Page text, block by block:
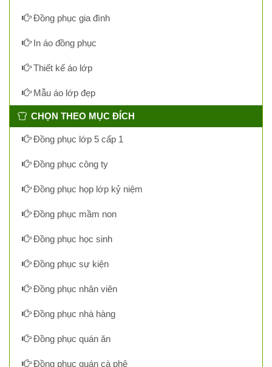
Đồng phục gia đình
In áo đồng phục
Thiết kế áo lớp
Mẫu áo lớp đẹp
CHỌN THEO MỤC ĐÍCH
Đồng phục lớp 5 cấp 1
Đồng phục công ty
Đồng phục họp lớp kỷ niệm
Đồng phục mầm non
Đồng phục học sinh
Đồng phục sự kiện
Đồng phục nhân viên
Đồng phục nhà hàng
Đồng phục quán ăn
Đồng phục quán cà phê